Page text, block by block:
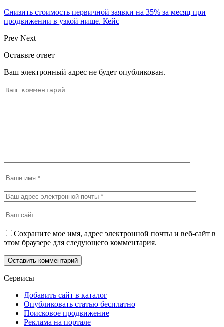
Снизить стоимость первичной заявки на 35% за месяц при
продвижении в узкой нише. Кейс
Prev Next
Оставьте ответ
Ваш электронный адрес не будет опубликован.
Сохраните мое имя, адрес электронной почты и веб-сайт в
этом браузере для следующего комментария.
Сервисы
Добавить сайт в каталог
Опубликовать статью бесплатно
Поисковое продвижение
Реклама на портале